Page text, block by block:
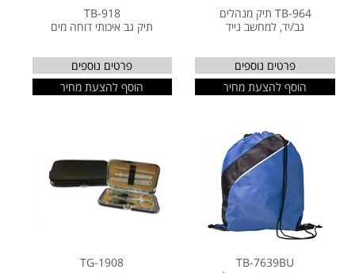
TB-964 תיק מנהלים
גב/יד, למחשב נייד
פרטים נוספים
הוסף להצעת מחיר
TB-918
תיק גב איכותי דוחה מים
פרטים נוספים
הוסף להצעת מחיר
TB-7639BU
TG-1908